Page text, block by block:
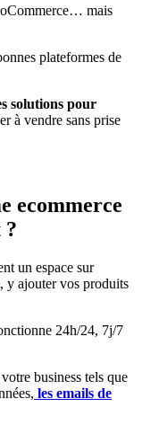
mais
plateformes de
solutions pour
à vendre sans prise
ecommerce
?
un espace sur
y ajouter vos produits
24h/24, 7j/7
business tels que
les emails de